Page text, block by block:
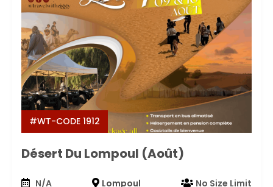
#WT-CODE 1912
Désert Du Lompoul (Août)
N/A Lompoul
No Size Limit